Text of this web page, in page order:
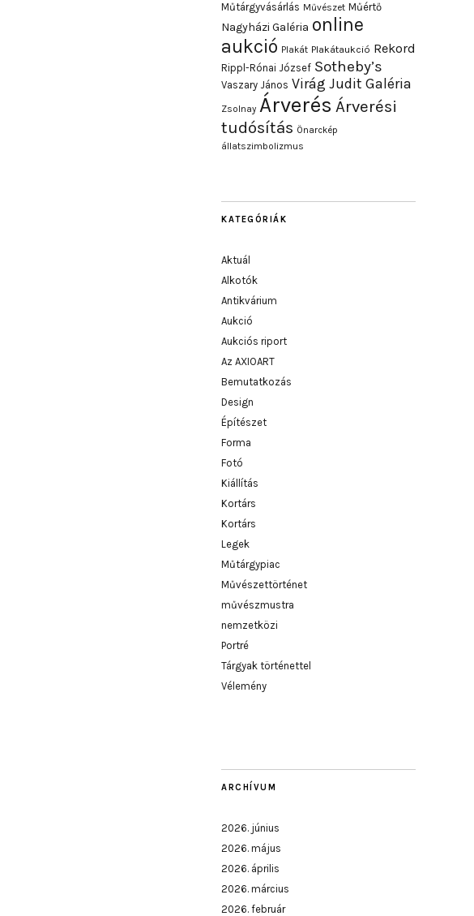
Műtárgyvásárlás Művészet Műértő
Nagyházi Galéria online
aukció Plakát Plakátaukció Rekord
Rippl-Rónai József Sotheby’s
Vaszary János Virág Judit Galéria
Zsolnay Árverés Árverési
tudósítás Önarckép
állatszimbolizmus
KATEGÓRIÁK
Aktuál
Alkotók
Antikvárium
Aukció
Aukciós riport
Az AXIOART
Bemutatkozás
Design
Építészet
Forma
Fotó
Kiállítás
Kortárs
Kortárs
Legek
Műtárgypiac
Művészettörténet
művészmustra
nemzetközi
Portré
Tárgyak történettel
Vélemény
ARCHÍVUM
2026. június
2026. május
2026. április
2026. március
2026. február